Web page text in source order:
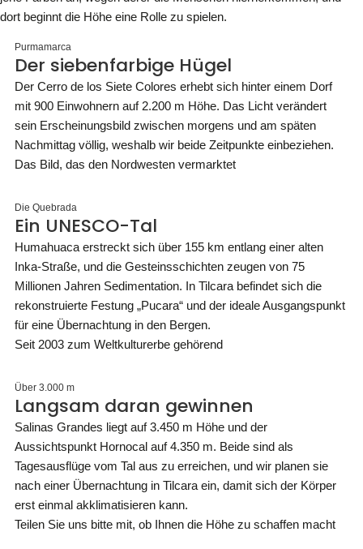
dort beginnt die Höhe eine Rolle zu spielen.
Purmamarca
Der siebenfarbige Hügel
Der Cerro de los Siete Colores erhebt sich hinter einem Dorf
mit 900 Einwohnern auf 2.200 m Höhe. Das Licht verändert
sein Erscheinungsbild zwischen morgens und am späten
Nachmittag völlig, weshalb wir beide Zeitpunkte einbeziehen.
Das Bild, das den Nordwesten vermarktet
Die Quebrada
Ein UNESCO-Tal
Humahuaca erstreckt sich über 155 km entlang einer alten
Inka-Straße, und die Gesteinsschichten zeugen von 75
Millionen Jahren Sedimentation. In Tilcara befindet sich die
rekonstruierte Festung „Pucara“ und der ideale Ausgangspunkt
für eine Übernachtung in den Bergen.
Seit 2003 zum Weltkulturerbe gehörend
Über 3.000 m
Langsam daran gewinnen
Salinas Grandes liegt auf 3.450 m Höhe und der
Aussichtspunkt Hornocal auf 4.350 m. Beide sind als
Tagesausflüge vom Tal aus zu erreichen, und wir planen sie
nach einer Übernachtung in Tilcara ein, damit sich der Körper
erst einmal akklimatisieren kann.
Teilen Sie uns bitte mit, ob Ihnen die Höhe zu schaffen macht